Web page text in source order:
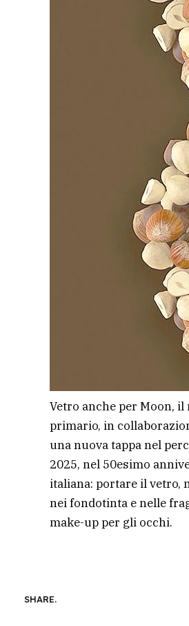
Vetro anche per Moon,
primario, in
una nuova tappa nel
2025, nel 50esimo
italiana: portare il vetro,
nei fondotinta e nelle
make-up per gli occhi.
SHARE.